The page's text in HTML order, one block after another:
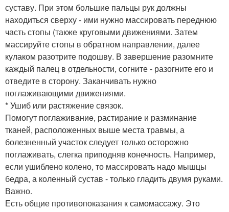
суставу. При этом большие пальцы рук должны
находиться сверху - ими нужно массировать переднюю
часть стопы (также круговыми движениями. Затем
массируйте стопы в обратном направлении, далее
кулаком разотрите подошву. В завершение разомните
каждый палец в отдельности, согните - разогните его и
отведите в сторону. Заканчивать нужно
поглаживающими движениями.
* Ушиб или растяжение связок.
Помогут пoглaживaниe, растирание и разминание
тканей, расположенных выше места травмы, а
болезненный участок следует только осторожно
поглаживать, слегка приподняв конечность. Например,
если ушиблено колено, то массировать надо мышцы
бедра, а коленный сустав - только гладить двумя руками.
Важно.
Есть общие противопоказания к самомассажу. Это